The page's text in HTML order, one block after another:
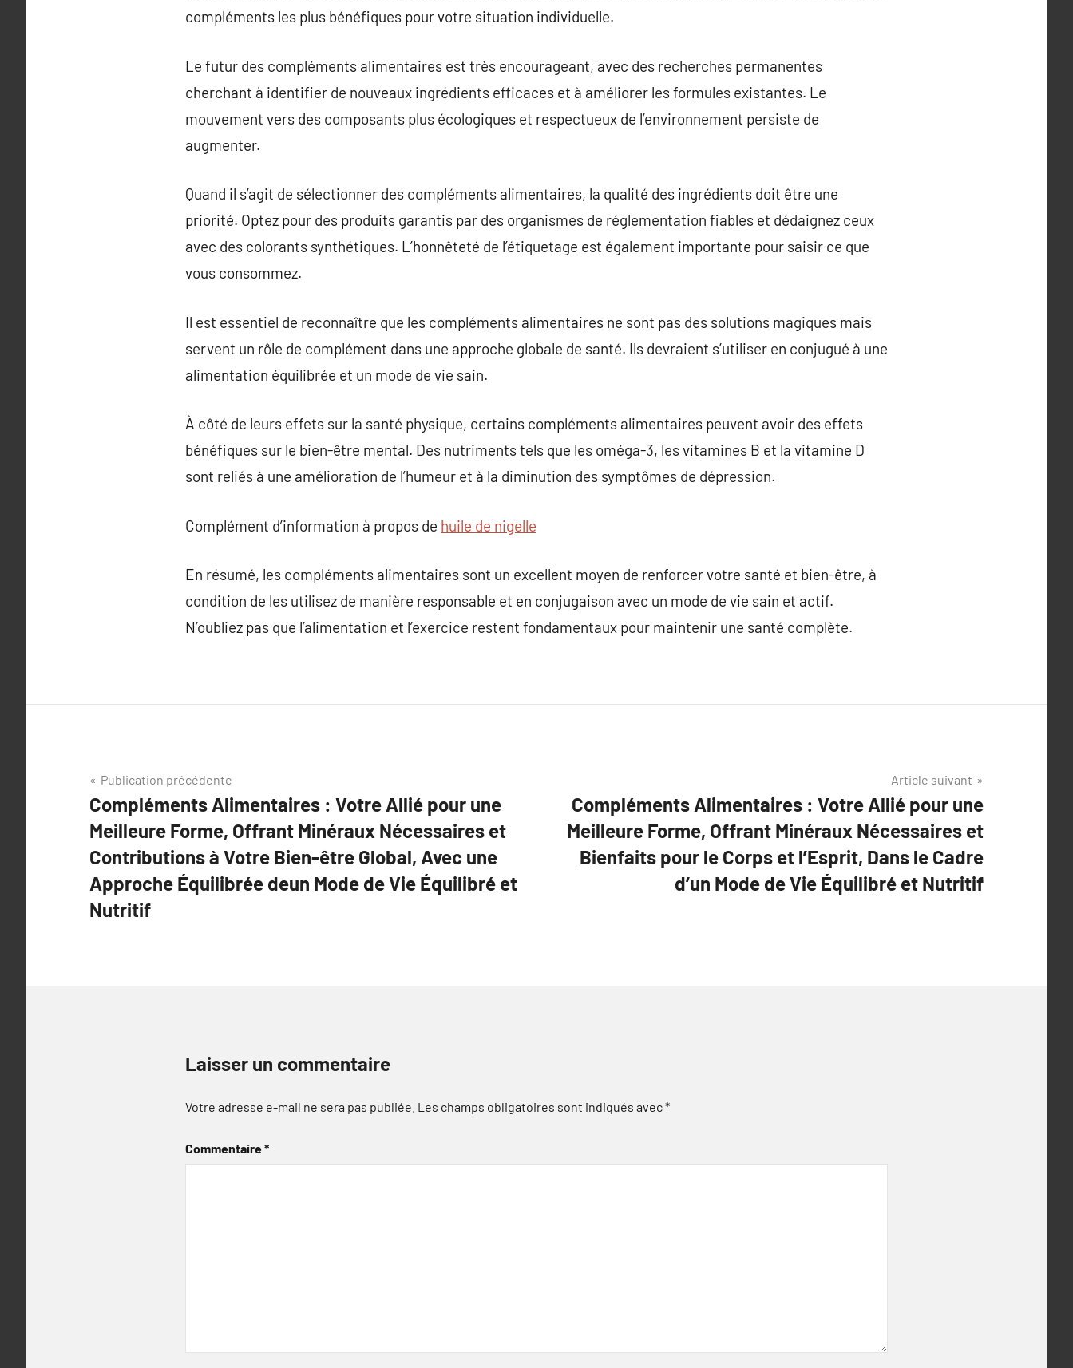
compléments les plus bénéfiques pour votre situation individuelle.
Le futur des compléments alimentaires est très encourageant, avec des recherches permanentes
cherchant à identifier de nouveaux ingrédients efficaces et à améliorer les formules existantes. Le
mouvement vers des composants plus écologiques et respectueux de l’environnement persiste de
augmenter.
Quand il s’agit de sélectionner des compléments alimentaires, la qualité des ingrédients doit être une
priorité. Optez pour des produits garantis par des organismes de réglementation fiables et dédaignez ceux
avec des colorants synthétiques. L’honnêteté de l’étiquetage est également importante pour saisir ce que
vous consommez.
Il est essentiel de reconnaître que les compléments alimentaires ne sont pas des solutions magiques mais
servent un rôle de complément dans une approche globale de santé. Ils devraient s’utiliser en conjugué à une
alimentation équilibrée et un mode de vie sain.
À côté de leurs effets sur la santé physique, certains compléments alimentaires peuvent avoir des effets
bénéfiques sur le bien-être mental. Des nutriments tels que les oméga-3, les vitamines B et la vitamine D
sont reliés à une amélioration de l’humeur et à la diminution des symptômes de dépression.
Complément d’information à propos de huile de nigelle
En résumé, les compléments alimentaires sont un excellent moyen de renforcer votre santé et bien-être, à
condition de les utilisez de manière responsable et en conjugaison avec un mode de vie sain et actif.
N’oubliez pas que l’alimentation et l’exercice restent fondamentaux pour maintenir une santé complète.
Navigation
de
l’article
Publication précédente
Compléments Alimentaires : Votre Allié pour une
Meilleure Forme, Offrant Minéraux Nécessaires et
Contributions à Votre Bien-être Global, Avec une
Approche Équilibrée deun Mode de Vie Équilibré et
Nutritif
Article suivant
Compléments Alimentaires : Votre Allié pour une
Meilleure Forme, Offrant Minéraux Nécessaires et
Bienfaits pour le Corps et l’Esprit, Dans le Cadre
d’un Mode de Vie Équilibré et Nutritif
Laisser un commentaire
Votre adresse e-mail ne sera pas publiée. Les champs obligatoires sont indiqués avec*
Commentaire*